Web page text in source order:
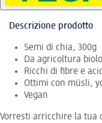
Descrizione prodotto
Semi di chia, 300g
Da agricoltura
Ricchi di fibre e
Ottimi con müsli,
Vegan
Vorresti arricchire la tua